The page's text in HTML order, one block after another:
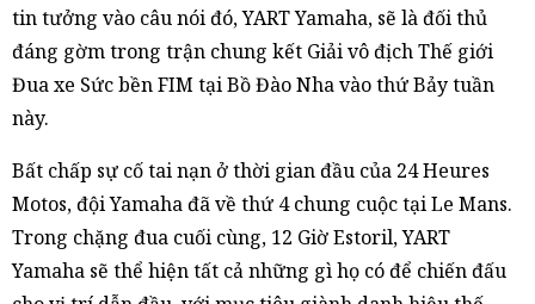
tin tưởng vào câu nói đó, YART Yamaha, sẽ là đối thủ
đáng gờm trong trận chung kết Giải vô địch Thế giới
Đua xe Sức bền FIM tại Bồ Đào Nha vào thứ Bảy tuần
này.
Bất chấp sự cố tai nạn ở thời gian đầu của 24 Heures
Motos, đội Yamaha đã về thứ 4 chung cuộc tại Le Mans.
Trong chặng đua cuối cùng, 12 Giờ Estoril, YART
Yamaha sẽ thể hiện tất cả những gì họ có để chiến đấu